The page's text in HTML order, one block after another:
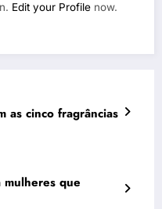
Edit your Profile now.
as cinco fragrâncias
que